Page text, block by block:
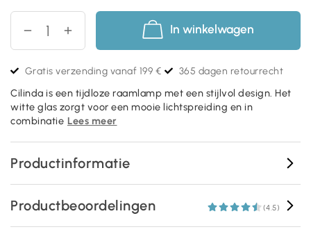
In winkelwagen
Gratis verzending vanaf 199 € 365 dagen retourrecht
Cilinda is een tijdloze raamlamp met een stijlvol design. Het
witte glas zorgt voor een mooie lichtspreiding en in
combinatie Lees meer
Productinformatie
Productbeoordelingen (4.5)